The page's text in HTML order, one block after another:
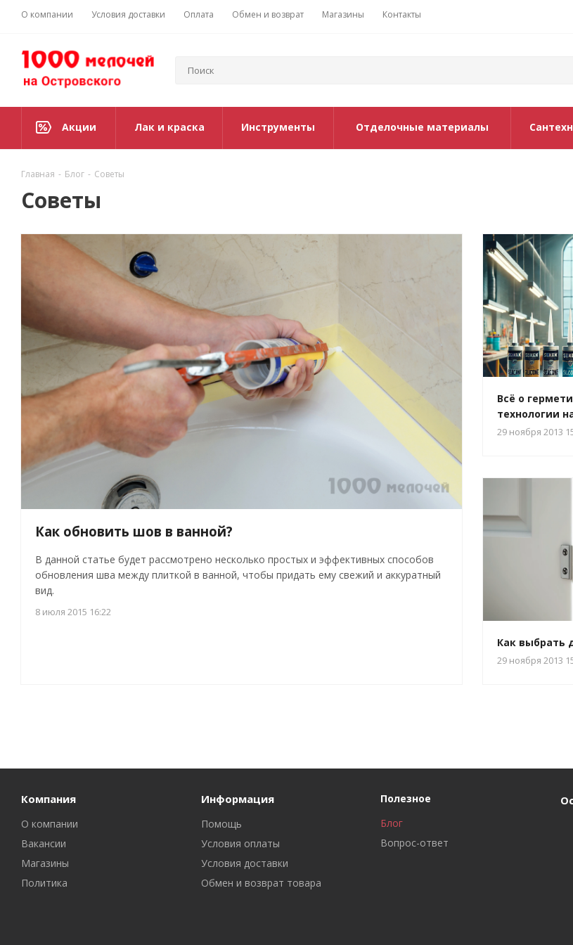
О компании Условия доставки Оплата Обмен и возврат Магазины Контакты
Акции Лак и краска Инструменты Отделочные материалы
Главная - Блог - Советы
Советы
Как обновить шов в ванной?
В данной статье будет рассмотрено несколько простых и эффективных способов
обновления шва между плиткой в ванной, чтобы придать ему свежий и аккуратный
вид.
8 июля 2015 16:22
Всё о
технологии
29 ноября 2013
Как выбрать
29 ноября 2013
Компания
О компании
Вакансии
Магазины
Политика
Информация
Помощь
Условия оплаты
Условия доставки
Обмен и возврат товара
Полезное
Блог
Вопрос-ответ